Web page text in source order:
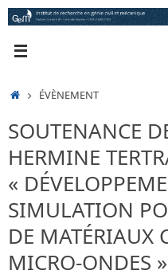
Passer
au
ACCUEIL
ÉVÈNEMENT
SOUTENANCE
HERMINE
«
SIMULATION
DE MATÉRIAUX
MICRO-ONDES »